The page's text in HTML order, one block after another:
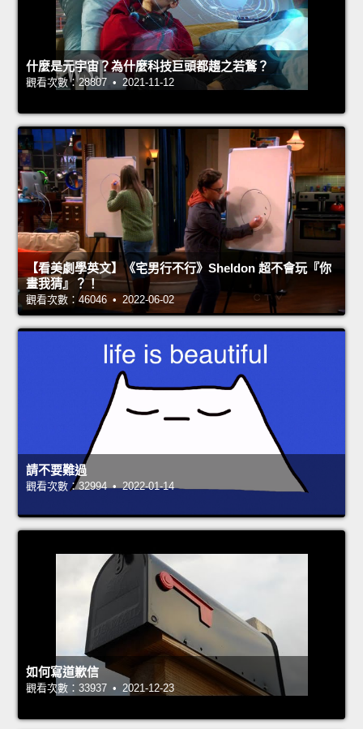
什麼是元宇宙？為什麼科技巨頭都趨之若鶩？
觀看次數：28807 • 2021-11-12
【看美劇學英文】《宅男行不行》Sheldon 超不會玩『你
畫我猜』？！
觀看次數：46046 • 2022-06-02
請不要難過
觀看次數：32994 • 2022-01-14
如何寫道歉信
觀看次數：33937 • 2021-12-23